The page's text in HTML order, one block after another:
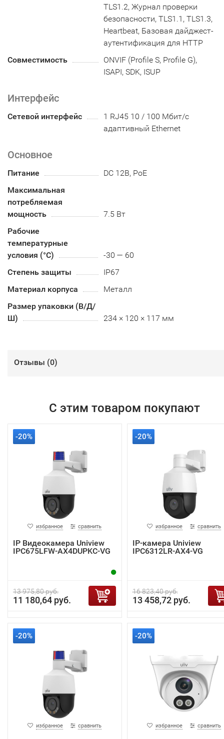
TLS1.2, Журнал проверки
безопасности, TLS1.1, TLS1.3,
Heartbeat, Базовая дайджест-
аутентификация для HTTP
Совместимость
ONVIF (Profile S, Profile G),
ISAPI, SDK, ISUP
Интерфейс
Сетевой интерфейс
1 RJ45 10 / 100 Мбит/с
адаптивный Ethernet
Основное
Питание
DC 12В, PoE
Максимальная
потребляемая
мощность
7.5 Вт
Рабочие
температурные
условия (°С)
-30 — 60
Степень защиты
IP67
Материал корпуса
Металл
Размер упаковки (В/Д/
Ш)
234 × 120 × 117 мм
Отзывы (0)
С этим товаром покупают
-20%
избранное сравнить
IP Видеокамера Uniview
IPC675LFW-AX4DUPKC-VG
13 975,80 руб.
11 180,64 руб.
-20%
избранное сравнить
IP-камера Uniview
IPC6312LR-AX4-VG
16 823,40 руб.
13 458,72 руб.
-20%
избранное сравнить
-20%
избранное сравнить